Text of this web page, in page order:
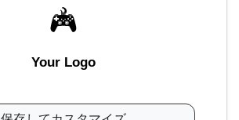
Your Logo